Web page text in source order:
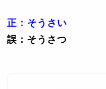
正：そうさい
誤：そうさつ